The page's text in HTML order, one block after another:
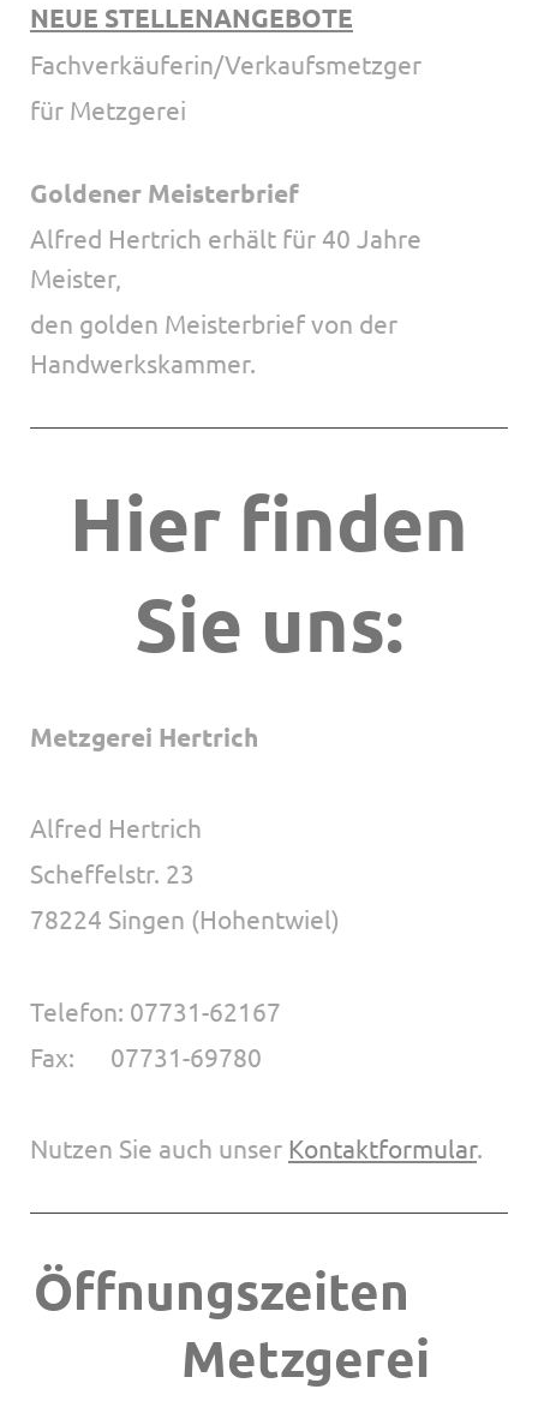
NEUE STELLENANGEBOTE
Fachverkäuferin/Verkaufsmetzger
für Metzgerei
Goldener Meisterbrief
Alfred Hertrich erhält für 40 Jahre
Meister,
den golden Meisterbrief von der
Handwerkskammer.
Hier finden
Sie uns:
Metzgerei Hertrich
Alfred Hertrich
Scheffelstr. 23
78224 Singen (Hohentwiel)
Telefon: 07731-62167
Fax: 07731-69780
Nutzen Sie auch unser Kontaktformular.
Öffnungszeiten
Metzgerei